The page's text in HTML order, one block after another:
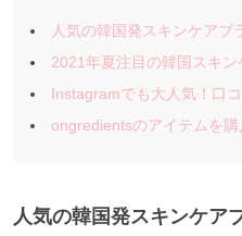
人気の韓国発スキンケアブ
2021年夏注目の韓国スキン
Instagramでも大人気！口
ongredientsのアイテムを購
人気の韓国発スキンケア